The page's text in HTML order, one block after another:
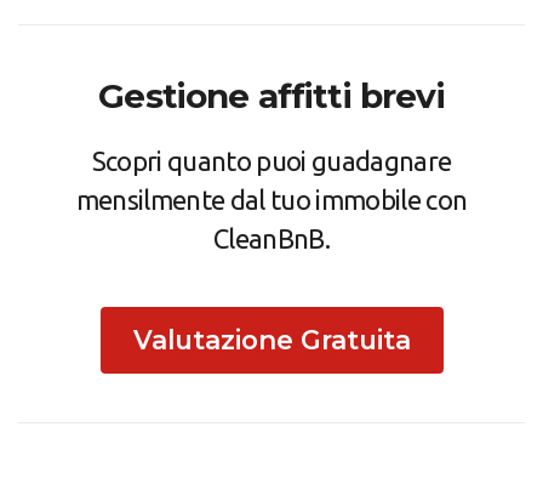
Gestione affitti brevi
Scopri quanto puoi guadagnare
mensilmente dal tuo immobile con
CleanBnB.
Valutazione Gratuita